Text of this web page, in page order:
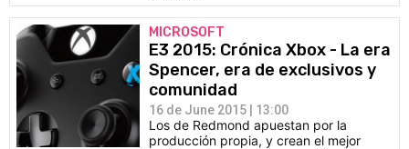
MICROSOFT
E3 2015: Crónica Xbox - La era
Spencer, era de exclusivos y
comunidad
16 de June 2015 | 13:00
Los de Redmond apuestan por la
producción propia, y crean el mejor